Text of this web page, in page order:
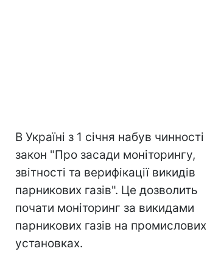
В Україні з 1 січня набув чинності
закон "Про засади моніторингу,
звітності та верифікації викидів
парникових газів". Це дозволить
почати моніторинг за викидами
парникових газів на промислових
установках.